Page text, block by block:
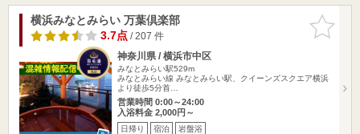
お気に入
りに追加
横浜みなとみらい 万葉倶楽部
3.7点/ 207 件
神奈川県 / 横浜市中区
みなとみらい駅529m
みなとみらい線 みなとみらい駅、クイーンズスクエア横浜
より徒歩5分首…
営業時間 0:00～24:00
入浴料金 2,000円～
日帰り 宿泊 岩盤浴